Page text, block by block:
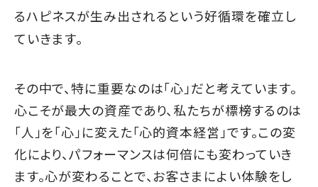
るハピネスが生み出されるという好循環を確立し
ていきます。
その中で、特に重要なのは「心」だと考えています。
心こそが最大の資産であり、私たちが標榜するのは
「人」を「心」に変えた「心的資本経営」です。この変
化により、パフォーマンスは何倍にも変わっていき
ます。心が変わることで、お客さまによい体験をし